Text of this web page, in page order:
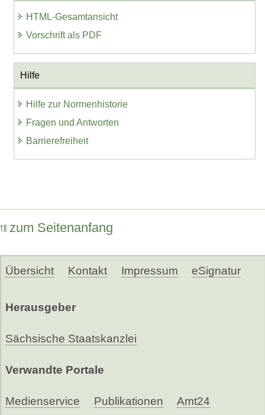
HTML-Gesamtansicht
Vorschrift als PDF
Hilfe
Hilfe zur Normenhistorie
Fragen und Antworten
Barrierefreiheit
zum Seitenanfang
Übersicht Kontakt Impressum eSignatur
Herausgeber
Sächsische Staatskanzlei
Verwandte Portale
Medienservice Publikationen Amt24